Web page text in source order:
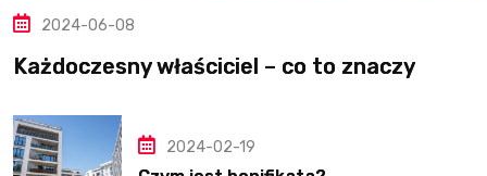
2024-06-08
Każdoczesny właściciel – co to znaczy
2024-02-19